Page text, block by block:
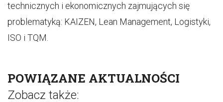
technicznych i ekonomicznych zajmujących się
problematyką: KAIZEN, Lean Management, Logistyki,
ISO i TQM.
POWIĄZANE AKTUALNOŚCI
Zobacz także: